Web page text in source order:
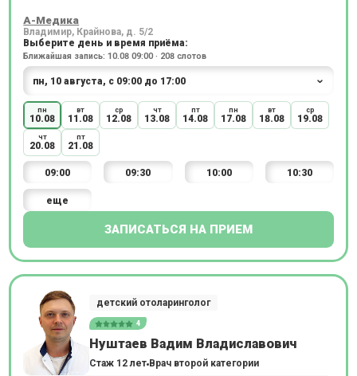
А-Медика
Владимир, Крайнова, д. 5/2
Выберите день и время приёма:
Ближайшая запись: 10.08 09:00 · 208 слотов
пн
10.08
вт
11.08
ср
12.08
чт
13.08
пт
14.08
пн
17.08
вт
18.08
ср
19.08
чт
20.08
пт
21.08
09:00 09:30 10:00 10:30
еще
ЗАПИСАТЬСЯ НА ПРИЕМ
детский отоларинголог
4
Нуштаев Вадим Владиславович
Стаж 12 лет Врач второй категории